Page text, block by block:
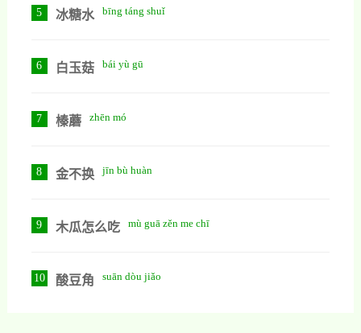
5 冰糖水 bīng táng shuǐ
6 白玉菇 bái yù gū
7 榛蘑 zhēn mó
8 金不换 jīn bù huàn
9 木瓜怎么吃 mù guā zěn me chī
10 酸豆角 suān dòu jiǎo